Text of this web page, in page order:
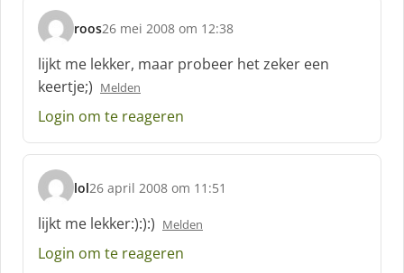
roos
s
c
h
r
e
f
26 mei 2008 om 12:38
lijkt me lekker, maar probeer het zeker een
keertje;) Melden
Login om te reageren
lol
s
c
h
r
26 april 2008 om 11:51
lijkt me lekker:):):) Melden
Login om te reageren